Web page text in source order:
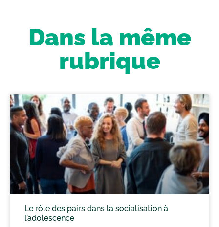
Dans la même
rubrique
Le rôle des pairs dans la socialisation à
l’adolescence